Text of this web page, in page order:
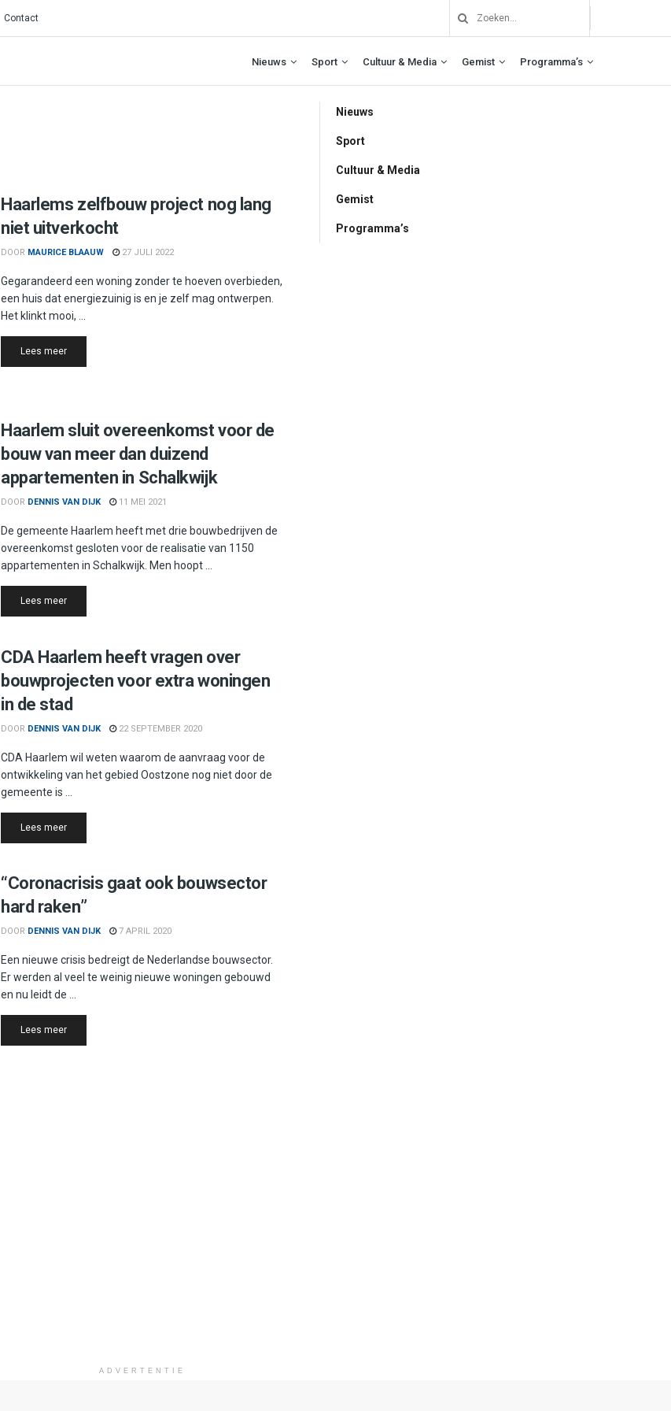
Contact
Nieuws Sport Cultuur & Media Gemist Programma’s
Haarlems zelfbouw project nog lang
niet uitverkocht
DOOR MAURICE BLAAUW 27 JULI 2022
Gegarandeerd een woning zonder te hoeven overbieden,
een huis dat energiezuinig is en je zelf mag ontwerpen.
Het klinkt mooi, ...
Lees meerDetails
Haarlem sluit overeenkomst voor de
bouw van meer dan duizend
appartementen in Schalkwijk
DOOR DENNIS VAN DIJK 11 MEI 2021
De gemeente Haarlem heeft met drie bouwbedrijven de
overeenkomst gesloten voor de realisatie van 1150
appartementen in Schalkwijk. Men hoopt ...
Lees meerDetails
CDA Haarlem heeft vragen over
bouwprojecten voor extra woningen
in de stad
DOOR DENNIS VAN DIJK 22 SEPTEMBER 2020
CDA Haarlem wil weten waarom de aanvraag voor de
ontwikkeling van het gebied Oostzone nog niet door de
gemeente is ...
Lees meerDetails
“Coronacrisis gaat ook bouwsector
hard raken”
DOOR DENNIS VAN DIJK 7 APRIL 2020
Een nieuwe crisis bedreigt de Nederlandse bouwsector.
Er werden al veel te weinig nieuwe woningen gebouwd
en nu leidt de ...
Lees meerDetails
Nieuws
Sport
Cultuur & Media
Gemist
Programma’s
ADVERTENTIE